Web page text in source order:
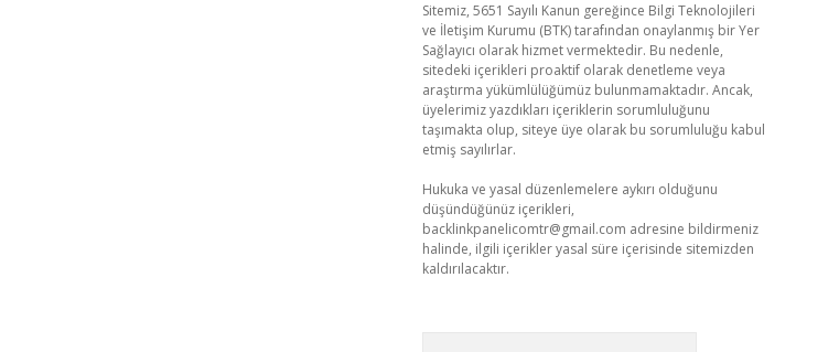
Sitemiz, 5651 Sayılı Kanun gereğince Bilgi Teknolojileri
ve İletişim Kurumu (BTK) tarafından onaylanmış bir Yer
Sağlayıcı olarak hizmet vermektedir. Bu nedenle,
sitedeki içerikleri proaktif olarak denetleme veya
araştırma yükümlülüğümüz bulunmamaktadır. Ancak,
üyelerimiz yazdıkları içeriklerin sorumluluğunu
taşımakta olup, siteye üye olarak bu sorumluluğu kabul
etmiş sayılırlar.
Hukuka ve yasal düzenlemelere aykırı olduğunu
düşündüğünüz içerikleri,
backlinkpanelicomtr@gmail.com adresine bildirmeniz
halinde, ilgili içerikler yasal süre içerisinde sitemizden
kaldırılacaktır.